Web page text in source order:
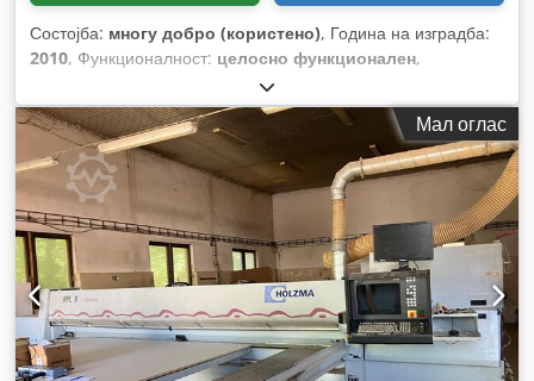
Состојба: многу добро (користено), Година на изградба:
2010, Функционалност: целосно функционален,
Мал оглас